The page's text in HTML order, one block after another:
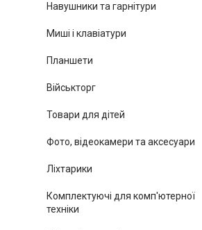
Навушники та гарнітури
Миші і клавіатури
Планшети
Військторг
Товари для дітей
Фото, відеокамери та аксесуари
Ліхтарики
Комплектуючі для комп'ютерної
техніки